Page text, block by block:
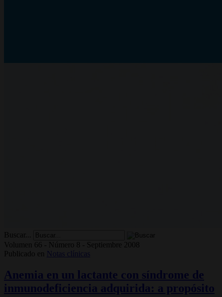
Buscar...
Volumen 66 - Número 8 - Septiembre 2008
Publicado en
Notas clínicas
Anemia en un lactante con síndrome de
inmunodeficiencia adquirida: a propósito